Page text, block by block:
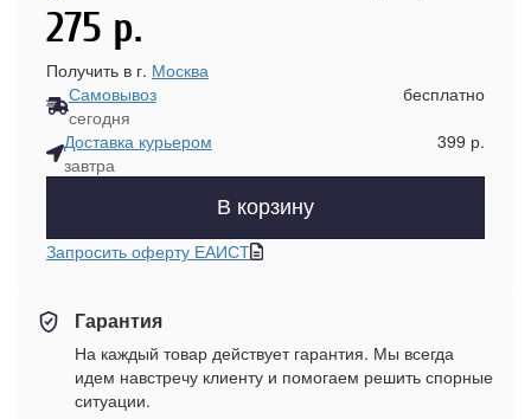
275 р.
Получить в г. Москва
Самовывоз
сегодня
бесплатно
Доставка курьером
завтра
399 р.
В корзину
Запросить оферту ЕАИСТ
Гарантия
На каждый товар действует гарантия. Мы всегда
идем навстречу клиенту и помогаем решить спорные
ситуации.